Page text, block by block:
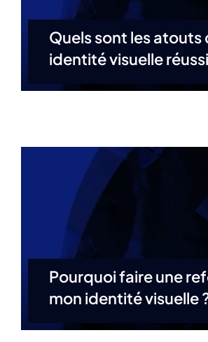
Quels sont les atouts
identité visuelle
Pourquoi faire une
mon identité visuelle